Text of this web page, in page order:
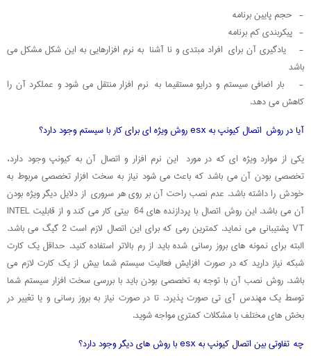
- حجم پایین برنامه
- پیکربندی کم برنامه
- یادگیری آن برای افراد مبتدی و نا آشنا به نرم افزارهایی به این شکل مشکل می
باشد
- بار اضافی سیستم و درایو مستقیما به نرم افزار منتقل می شود و عملکرد آن را
کاهش می دهد.
آیا در روش اتصال کیونپ به esx روش ویژه ای برای کار با سیستم وجود دارد؟
یکی از موارد ویژه ای که در مورد این نرم افزار و اتصال آن به کیونپ وجود دارد،
تخصصی بودن آن می باشد که باعث می شود نیاز به سخت افزار تخصصی مربوط به
خودش را داشته باشد. عدم نصب راحت آن بر روی هر سروری از دلایل دیگر ویژه بودن
آن می باشد. این روش اتصال با پردازنده های 64 بیتی کار می کند و از قابلیت INTEL
VT پشتیبانی می نماید. کمترین رمی که برای این اتصال لازم است 2 گیگ می باشد.
البته برای نمونه های بروز رسانی شده باید از رم بالاتر استفاده کنید. حداقل یک کارت
شبکه نیاز دارید که در صورت افزایش فعالیت سیستم شما بیش از یک کارت لازم می
باشد. روش نصب آن با توجه به تخصصی بودن باید با بررسی سخت افزار سیستم شما
توسط یک مهندس آی تی صورت پذیرد. تا در صورت نیاز به بروز رسانی و یا تغییر در
بخش های مختلف با مشکلات کمتری مواجه شوید.
چه تفاوتی بین اتصال کیونپ به esx با روش های دیگر وجود دارد؟